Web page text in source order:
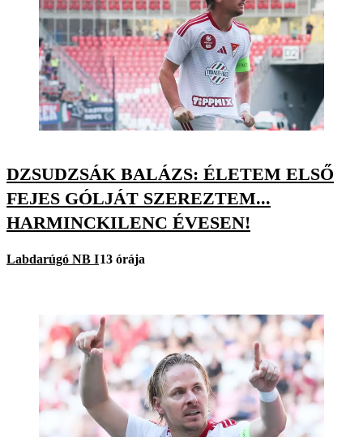
DZSUDZSÁK BALÁZS: ÉLETEM ELSŐ
FEJES GÓLJÁT SZEREZTEM...
HARMINCKILENC ÉVESEN!
Labdarúgó NB I13 órája